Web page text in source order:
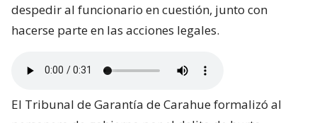
despedir al funcionario en cuestión, junto con
hacerse parte en las acciones legales.
El Tribunal de Garantía de Carahue formalizó al